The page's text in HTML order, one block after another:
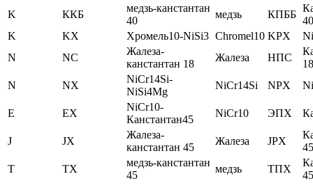
K ККБ
медзь-канстантан
40
медзь КПББ
40
K
KX Хромель10-NiSi3 Chromel10 KPX
N
NC
Жалеза-
канстантан 18
Жалеза НПС
18
N
NX
NiCr14Si-
NiSi4Mg
NiCr14Si NPX
E EX
NiCr10-
Канстантан45
NiCr10 ЭПХ
J JX
Жалеза-
канстантан 45
Жалеза JPX
45
T
TX
медзь-канстантан
45
медзь ТПХ
45